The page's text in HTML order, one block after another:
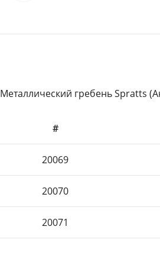
Металлический гребень Spratts
#
20069
20070
20071